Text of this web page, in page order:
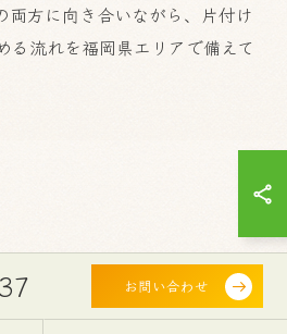
両方に向き合いながら、片付け
る流れを福岡県エリアで備えて
お問い合わせ